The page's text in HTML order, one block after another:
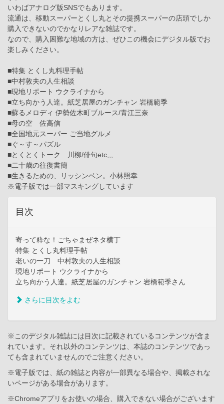
いわばアナログ版SNSでもあります。
流通は、移動スーパーとくし丸とその提携スーパーの店頭でしか
購入できないのでかなりレアな雑誌です。
なので、購入困難な地域の方は、ぜひこの機会にデジタル版でお
楽しみください。
■特集 とくし丸料理手帖
■中村敦夫の人生相談
■現地リポート ウクライナから
■立ち向かう人達。紙芝居屋のガンチャン 岩橋範季
■蘇るメロディ 伊勢佐木町ブルース/青江三奈
■母の空 佐高信
■全国地元スーパー ご当地グルメ
■ぐ～す～パズル
■とくとくトーク 川柳/俳句etc,,,
■二十歳の往復書簡
■生きるための、リッシンベン。小林照幸
※電子版では一部マスキングしています
目次
寄って粋な！ごちゃまぜネタ横丁
特集 とくし丸料理手帖
老いの一刀 中村敦夫の人生相談
現地リポート ウクライナから
立ち向かう人達。紙芝居屋のガンチャン 岩橋範季さん
さらに目次をよむ
※このデジタル雑誌には目次に記載されているコンテンツが含ま
れています。それ以外のコンテンツは、本誌のコンテンツであっ
ても含まれていませんのでご注意ください。
※電子版では、紙の雑誌と内容が一部異なる場合や、掲載されな
いページがある場合があります。
※Chromeアプリをお使いの場合、購入できない場合がございます